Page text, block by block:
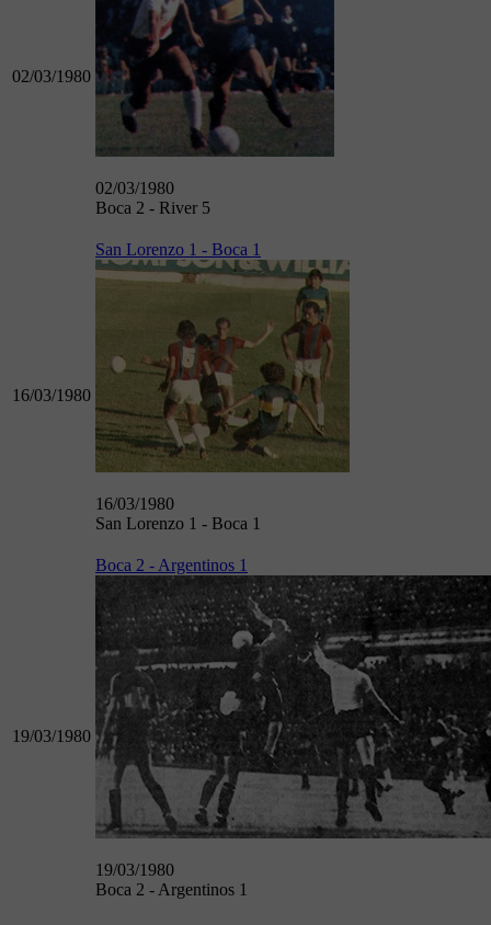
02/03/1980
02/03/1980
Boca 2 - River 5
16/03/1980
San Lorenzo 1 - Boca 1
16/03/1980
San Lorenzo 1 - Boca 1
19/03/1980
Boca 2 - Argentinos 1
19/03/1980
Boca 2 - Argentinos 1